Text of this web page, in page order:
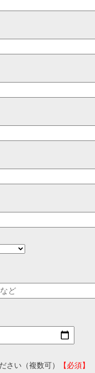
さい（複数可）
【必須】